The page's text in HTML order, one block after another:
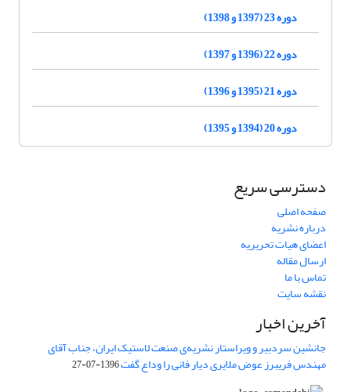
دوره 23 (1397 و 1398)
دوره 22 (1396 و 1397)
دوره 21 (1395 و 1396)
دوره 20 (1394 و 1395)
دسترسی سریع
صفحه اصلی
درباره نشریه
اعضای هیات تحریریه
ارسال مقاله
تماس با ما
نقشه سایت
آخرین اخبار
جانشین سردبیر و ویراستار نشریه‌ی صنعت لاستیک ایران، جناب آقای
مهندس فریبرز عوض ملایری دیار فانی را وداع گفت1396-07-27